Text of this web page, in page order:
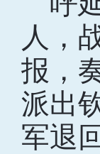
人，
报，
派出
军退